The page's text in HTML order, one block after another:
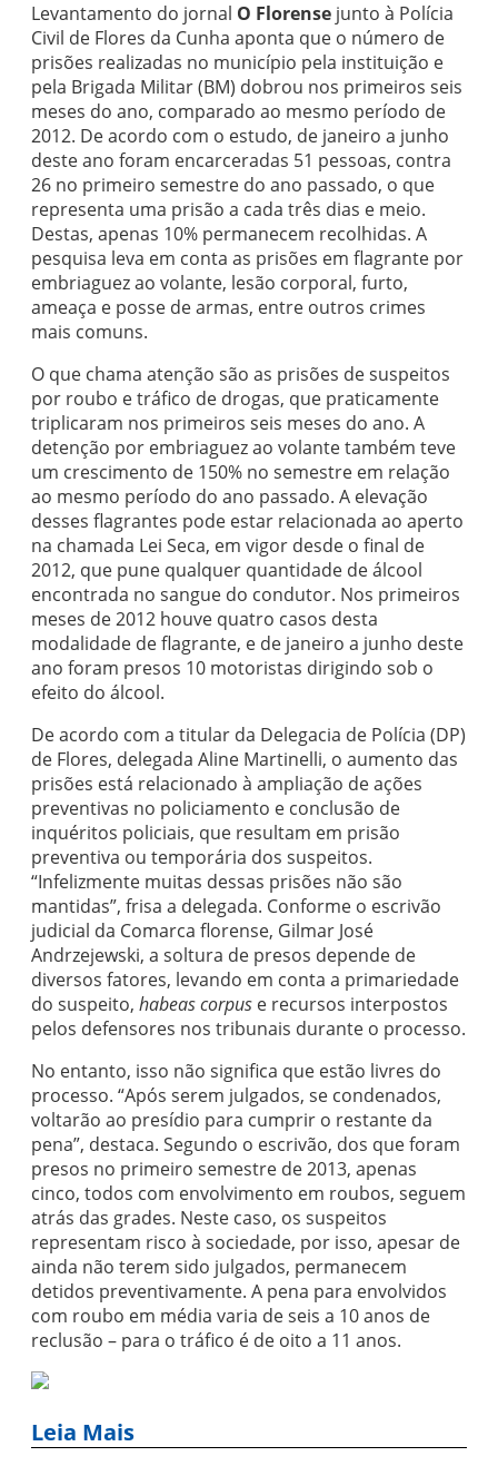
Levantamento do jornal O Florense junto à Polícia
Civil de Flores da Cunha aponta que o número de
prisões realizadas no município pela instituição e
pela Brigada Militar (BM) dobrou nos primeiros seis
meses do ano, comparado ao mesmo período de
2012. De acordo com o estudo, de janeiro a junho
deste ano foram encarceradas 51 pessoas, contra
26 no primeiro semestre do ano passado, o que
representa uma prisão a cada três dias e meio.
Destas, apenas 10% permanecem recolhidas. A
pesquisa leva em conta as prisões em flagrante por
embriaguez ao volante, lesão corporal, furto,
ameaça e posse de armas, entre outros crimes
mais comuns.
O que chama atenção são as prisões de suspeitos
por roubo e tráfico de drogas, que praticamente
triplicaram nos primeiros seis meses do ano. A
detenção por embriaguez ao volante também teve
um crescimento de 150% no semestre em relação
ao mesmo período do ano passado. A elevação
desses flagrantes pode estar relacionada ao aperto
na chamada Lei Seca, em vigor desde o final de
2012, que pune qualquer quantidade de álcool
encontrada no sangue do condutor. Nos primeiros
meses de 2012 houve quatro casos desta
modalidade de flagrante, e de janeiro a junho deste
ano foram presos 10 motoristas dirigindo sob o
efeito do álcool.
De acordo com a titular da Delegacia de Polícia (DP)
de Flores, delegada Aline Martinelli, o aumento das
prisões está relacionado à ampliação de ações
preventivas no policiamento e conclusão de
inquéritos policiais, que resultam em prisão
preventiva ou temporária dos suspeitos.
“Infelizmente muitas dessas prisões não são
mantidas”, frisa a delegada. Conforme o escrivão
judicial da Comarca florense, Gilmar José
Andrzejewski, a soltura de presos depende de
diversos fatores, levando em conta a primariedade
do suspeito, habeas corpus e recursos interpostos
pelos defensores nos tribunais durante o processo.
No entanto, isso não significa que estão livres do
processo. “Após serem julgados, se condenados,
voltarão ao presídio para cumprir o restante da
pena”, destaca. Segundo o escrivão, dos que foram
presos no primeiro semestre de 2013, apenas
cinco, todos com envolvimento em roubos, seguem
atrás das grades. Neste caso, os suspeitos
representam risco à sociedade, por isso, apesar de
ainda não terem sido julgados, permanecem
detidos preventivamente. A pena para envolvidos
com roubo em média varia de seis a 10 anos de
reclusão – para o tráfico é de oito a 11 anos.
Leia Mais